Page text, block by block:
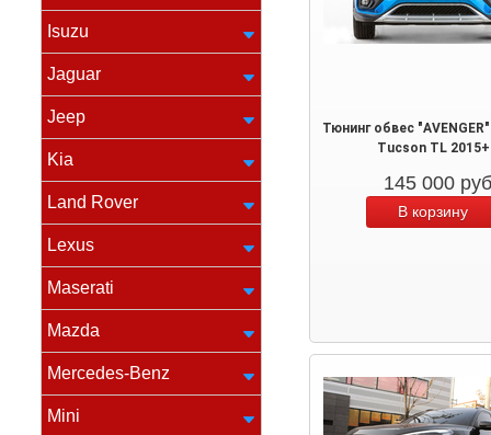
Isuzu
Jaguar
Jeep
Kia
Land Rover
Lexus
Maserati
Mazda
Mercedes-Benz
Mini
Тюнинг обвес
Tucson TL 2015+
145 000 руб